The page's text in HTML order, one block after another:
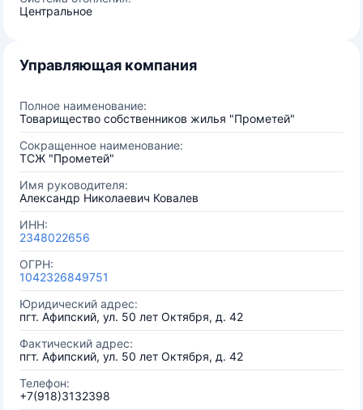
Центральное
Управляющая компания
Полное наименование:
Товарищество собственников жилья "Прометей"
Сокращенное наименование:
ТСЖ "Прометей"
Имя руководителя:
Александр Николаевич Ковалев
ИНН:
2348022656
ОГРН:
1042326849751
Юридический адрес:
пгт. Афипский, ул. 50 лет Октября, д. 42
Фактический адрес:
пгт. Афипский, ул. 50 лет Октября, д. 42
Телефон:
+7(918)3132398